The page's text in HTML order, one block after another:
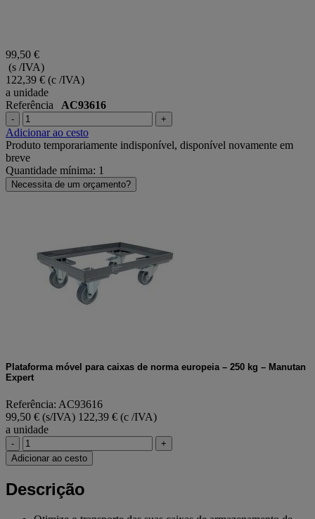
99,50 €
(s /IVA)
122,39 € (c /IVA)
a unidade
Referência AC93616
- +
Adicionar ao cesto
Produto temporariamente indisponível, disponível novamente em
breve
Quantidade mínima: 1
Necessita de um orçamento?
Plataforma móvel para caixas de norma europeia – 250 kg – Manutan
Expert
Referência: AC93616
99,50 € (s/IVA) 122,39 € (c /IVA)
a unidade
-
+
Adicionar ao cesto
Descrição